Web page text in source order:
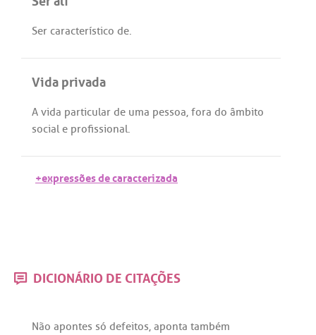
Ser característico de.
Vida privada
A vida particular de uma pessoa, fora do âmbito
sociale profissional.
+expressões de caracterizada
DICIONÁRIO DE CITAÇÕES
Não apontes só defeitos, aponta também